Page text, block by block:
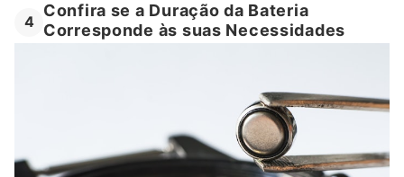
4
Confira se a Duração da Bateria
Corresponde às suas Necessidades